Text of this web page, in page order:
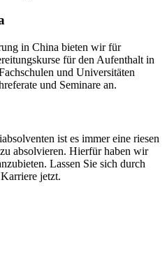
in China bieten wir für
für den Aufenthalt in
und Universitäten
und Seminare an.
ist es immer eine riesen
absolvieren. Hierfür haben wir
Lassen Sie sich durch
jetzt.